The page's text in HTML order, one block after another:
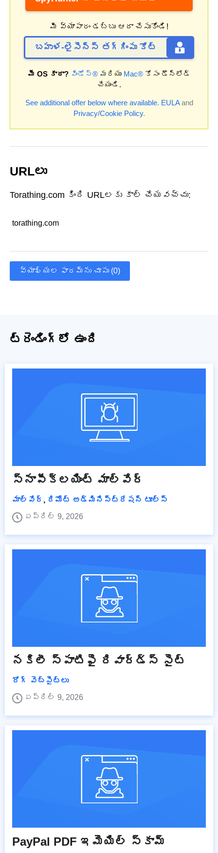
మీ వ్యాపారం డబ్బు ఆదా చేసుకోండి!
బహుళ-లైసెన్స్ తగ్గింపు కోట్
మీ OS కాదా? విండోస్®మరియు Mac®కోసం డౌన్‌లోడ్
చేయండి.
See additional offer below where available. EULAand
Privacy/Cookie Policy.
URLలు
Torathing.com కింది URLలకు కాల్ చేయవచ్చు:
torathing.com
వ్యాఖ్యల ఫారమ్‌ను చూపు (0)
ట్రెండింగ్‌లో ఉంది
స్నాపీక్లయింట్ మాల్వేర్
మాల్వేర్ , రిమోట్ అడ్మినిస్ట్రేషన్ టూల్స్
ఏప్రిల్ 9, 2026
నకిలీ స్పాటిఫై రివార్డ్స్ సైట్
రోగ్ వెబ్‌సైట్‌లు
ఏప్రిల్ 9, 2026
PayPal PDF ఇమెయిల్ స్కామ్